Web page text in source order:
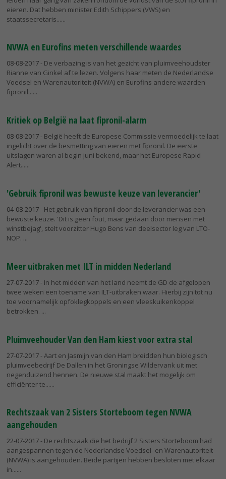
eieren. Dat hebben minister Edith Schippers (VWS) en
staatssecretaris...
NVWA en Eurofins meten verschillende waardes
08-08-2017- De verbazing is van het gezicht van pluimveehoudster
Rianne van Ginkel af te lezen. Volgens haar meten de Nederlandse
Voedsel en Warenautoriteit (NVWA) en Eurofins andere waarden
fipronil...
Kritiek op België na laat fipronil-alarm
08-08-2017- België heeft de Europese Commissie vermoedelijk te laat
ingelicht over de besmetting van eieren met fipronil. De eerste
uitslagen waren al begin juni bekend, maar het Europese Rapid
Alert...
'Gebruik fipronil was bewuste keuze van leverancier'
04-08-2017- Het gebruik van fipronil door de leverancier was een
bewuste keuze. 'Dit is geen fout, maar gedaan door mensen met
winstbejag', stelt voorzitter Hugo Bens van deelsector leg van LTO-
NOP.
Meer uitbraken met ILT in midden Nederland
27-07-2017- In het midden van het land neemt de GD de afgelopen
twee weken een toename van ILT-uitbraken waar. Hierbij zijn tot nu
toe voornamelijk opfoklegkoppels en een vleeskuikenkoppel
betrokken.
Pluimveehouder Van den Ham kiest voor extra stal
27-07-2017- Aart en Jasmijn van den Ham breidden hun biologisch
pluimveebedrijf De Dallen in het Groningse Wildervank uit met
negenduizend hennen. De nieuwe stal maakt het mogelijk om
efficiënter te...
Rechtszaak van 2 Sisters Storteboom tegen NVWA
aangehouden
22-07-2017- De rechtszaak die het bedrijf 2 Sisters Storteboom had
aangespannen tegen de Nederlandse Voedsel- en Warenautoriteit
(NVWA) is aangehouden. Beide partijen hebben besloten met elkaar
in...